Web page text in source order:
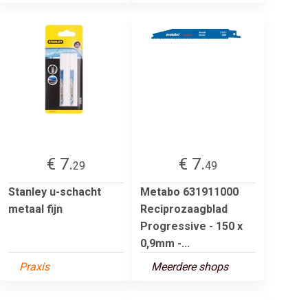
€ 7.29
Stanley u-schacht
metaal fijn
Praxis
€ 7.49
Metabo 631911000
Reciprozaagblad
Progressive - 150 x
0,9mm -...
Meerdere shops